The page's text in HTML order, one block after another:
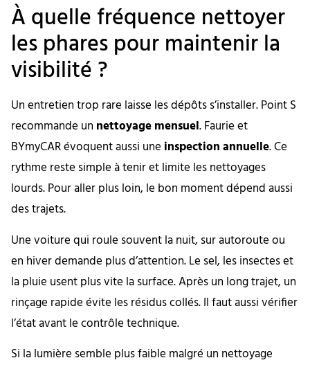
À quelle fréquence nettoyer
les phares pour maintenir la
visibilité ?
Un entretien trop rare laisse les dépôts s’installer. Point S
recommande un nettoyage mensuel. Faurie et
BYmyCAR évoquent aussi une inspection annuelle. Ce
rythme reste simple à tenir et limite les nettoyages
lourds. Pour aller plus loin, le bon moment dépend aussi
des trajets.
Une voiture qui roule souvent la nuit, sur autoroute ou
en hiver demande plus d’attention. Le sel, les insectes et
la pluie usent plus vite la surface. Après un long trajet, un
rinçage rapide évite les résidus collés. Il faut aussi vérifier
l’état avant le contrôle technique.
Si la lumière semble plus faible malgré un nettoyage